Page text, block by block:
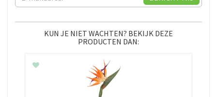
KUN JE NIET WACHTEN? BEKIJK DEZE
PRODUCTEN DAN: